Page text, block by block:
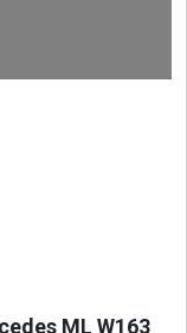
ML W163